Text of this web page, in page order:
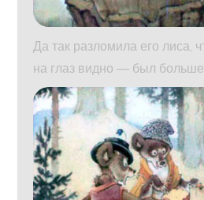
Да так разломила его лиса,
на глаз видно — был больше